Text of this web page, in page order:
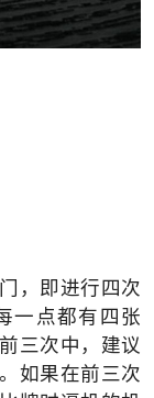
，即进行四次
一点都有四张
三次中，建议
如果在前三次